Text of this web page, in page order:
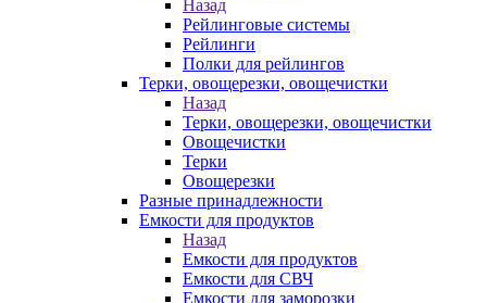
Назад
Рейлинговые системы
Рейлинги
Полки для рейлингов
Терки, овощерезки, овощечистки
Назад
Терки, овощерезки, овощечистки
Овощечистки
Терки
Овощерезки
Разные принадлежности
Емкости для продуктов
Назад
Емкости для продуктов
Емкости для СВЧ
Емкости для заморозки